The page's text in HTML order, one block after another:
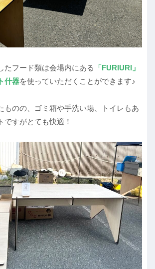
たフード類は会場内にある
「FURIURI」
什器を使っていただくことができます♪
ものの、ゴミ箱や手洗い場、トイレもあ
ですがとても快適！